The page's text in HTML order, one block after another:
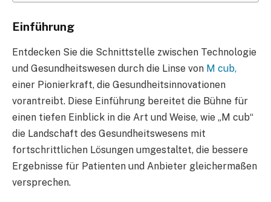
Einführung
Entdecken Sie die Schnittstelle zwischen Technologie
und Gesundheitswesen durch die Linse von M cub,
einer Pionierkraft, die Gesundheitsinnovationen
vorantreibt. Diese Einführung bereitet die Bühne für
einen tiefen Einblick in die Art und Weise, wie „M cub“
die Landschaft des Gesundheitswesens mit
fortschrittlichen Lösungen umgestaltet, die bessere
Ergebnisse für Patienten und Anbieter gleichermaßen
versprechen.